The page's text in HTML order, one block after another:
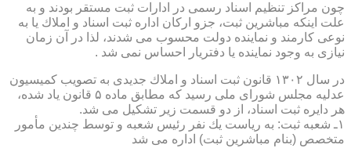
چون مراكز تنظیم اسناد رسمی در ادارات ثبت مستقر بودند و به
علت اینكه مباشرین ثبت، جزو اركان اداره ثبت اسناد و املاك یا به
نوعی كارمند و نماینده دولت محسوب می شدند، لذا در آن زمان
نیازی به وجود نماینده یا دفتریار احساس نمی شد .
در سال ۱۳۰۲ قانون ثبت اسناد و املاك جدیدی به تصویب كمیسیون
عدلیه مجلس شورای ملی رسید كه مطابق ماده ۵ قانون یاد شده،
هر دایره ثبت اسناد، از دو قسمت زیر تشكیل می شد.
۱ـ شعبه ثبت: به ریاست یك نفر رئیس شعبه و توسط چندین مأمور
متخصص (بنام مباشرین ثبت) اداره می شد